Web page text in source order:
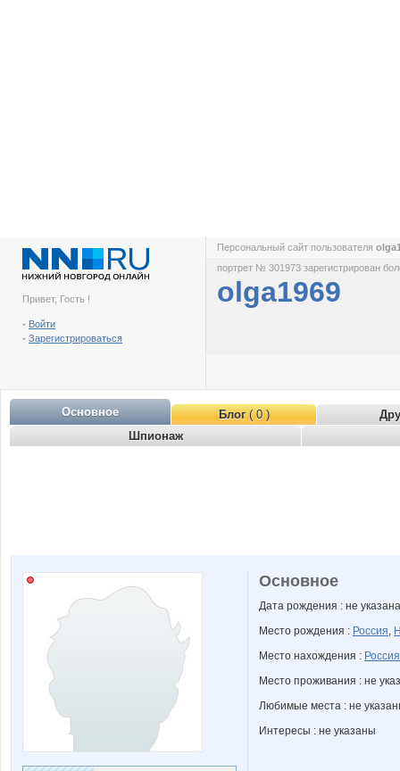
Привет, Гость !
- Войти
- Зарегистрироваться
Персональный сайт пользователя
портрет № 301973 зарегистрирован
olga1969
Основное Блог( 0 )
Шпионаж
Основное
Дата рождения : не указана
Место рождения : Россия,
Место нахождения : Россия
Место проживания : не
Любимые места : не
Интересы : не указаны